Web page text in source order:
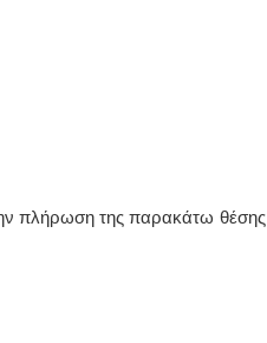
πλήρωση της παρακάτω θέσης